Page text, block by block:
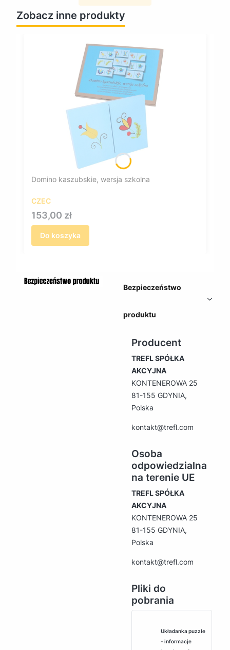
Zobacz inne produkty
Domino kaszubskie, wersja szkolna
CZEC
Cena
153,00 zł
Do koszyka
Bezpieczeństwo
produktu
Producent
TREFL SPÓŁKA
AKCYJNA
KONTENEROWA 25
81-155 GDYNIA,
Polska
kontakt@trefl.com
Osoba
odpowiedzialna
na terenie UE
TREFL SPÓŁKA
AKCYJNA
KONTENEROWA 25
81-155 GDYNIA,
Polska
kontakt@trefl.com
Pliki do
pobrania
Układanka puzzle
- informacje